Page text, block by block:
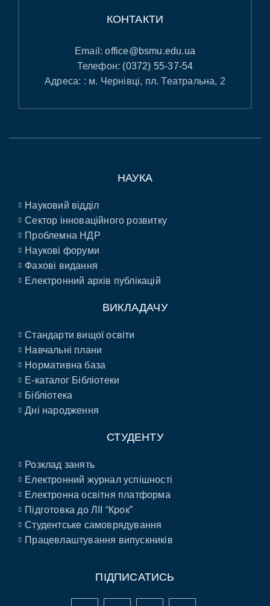
КОНТАКТИ
Email:office@bsmu.edu.ua
Телефон: (0372) 55-37-54
Адреса: : м. Чернівці, пл. Театральна, 2
НАУКА
Науковий відділ
Сектор інноваційного розвитку
Проблемна НДР
Наукові форуми
Фахові видання
Електронний архів публікацій
ВИКЛАДАЧУ
Стандарти вищої освіти
Навчальні плани
Нормативна база
E-каталог Бібліотеки
Бібліотека
Дні народження
СТУДЕНТУ
Розклад занять
Електронний журнал успішності
Електронна освітня платформа
Підготовка до ЛІІ “Крок”
Студентське самоврядування
Працевлаштування випускників
ПІДПИСАТИСЬ